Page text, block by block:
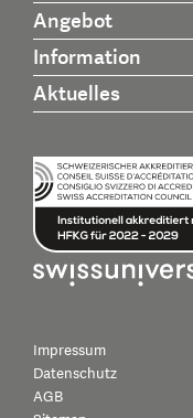
Angebot
Information
Aktuelles
Impressum
Datenschutz
AGB